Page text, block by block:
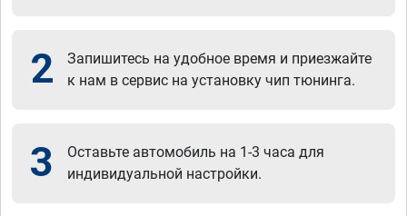
2
Запишитесь на удобное время и приезжайте
к нам в сервис на установку чип тюнинга.
3
Оставьте автомобиль на 1-3 часа для
индивидуальной настройки.